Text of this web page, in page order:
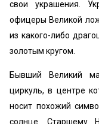
свои украшения.
офицеры Великой
из какого-либо
золотым кругом.
Бывший Великий
циркуль, в центре
носит похожий
солнце. Старшему